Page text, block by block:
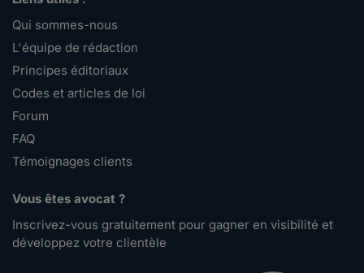
Qui sommes-nous
L'équipe de rédaction
Principes éditoriaux
Codes et articles de loi
Forum
FAQ
Témoignages clients
Vous êtes avocat ?
Inscrivez-vous gratuitement pour gagner en visibilité et
développez votre clientèle